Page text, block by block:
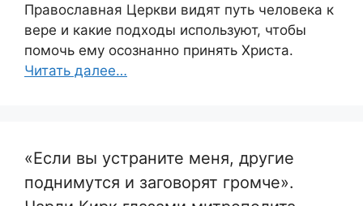
Православная Церкви видят путь человека к
вере и какие подходы используют, чтобы
помочь ему осознанно принять Христа.
Читать далее…
«Если вы устраните меня, другие
поднимутся и заговорят громче».